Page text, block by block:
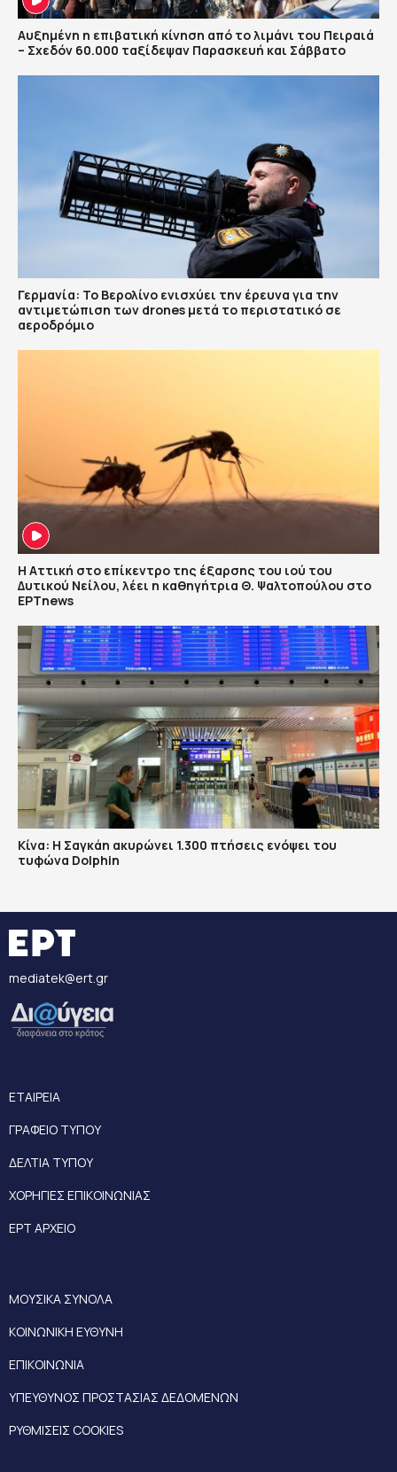
Αυξημένη η επιβατική κίνηση από το λιμάνι του Πειραιά
– Σχεδόν 60.000 ταξίδεψαν Παρασκευή και Σάββατο
Γερμανία: Το Βερολίνο ενισχύει την έρευνα για την
αντιμετώπιση των drones μετά το περιστατικό σε
αεροδρόμιο
Η Αττική στο επίκεντρο της έξαρσης του ιού του
Δυτικού Νείλου, λέει η καθηγήτρια Θ. Ψαλτοπούλου στο
ΕΡΤnews
Κίνα: Η Σαγκάη ακυρώνει 1.300 πτήσεις ενόψει του
τυφώνα Dolphin
mediatek@ert.gr
ΕΤΑΙΡΕΙΑ
ΓΡΑΦΕΙΟ ΤΥΠΟΥ
ΔΕΛΤΙΑ ΤΥΠΟΥ
ΧΟΡΗΓΙΕΣ ΕΠΙΚΟΙΝΩΝΙΑΣ
ΕΡΤ ΑΡΧΕΙΟ
ΜΟΥΣΙΚΑ ΣΥΝΟΛΑ
ΚΟΙΝΩΝΙΚΗ ΕΥΘΥΝΗ
ΕΠΙΚΟΙΝΩΝΙΑ
ΥΠΕΥΘΥΝΟΣ ΠΡΟΣΤΑΣΙΑΣ ΔΕΔΟΜΕΝΩΝ
ΡΥΘΜΙΣΕΙΣ COOKIES